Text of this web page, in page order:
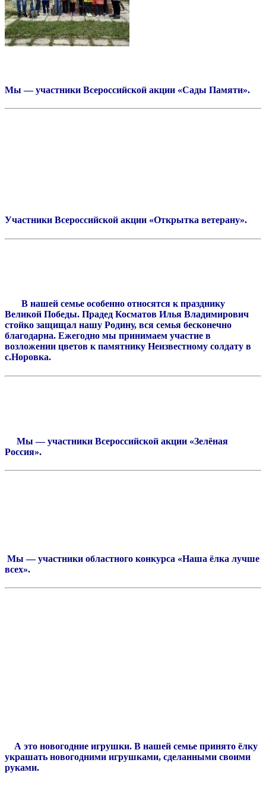
Мы — участники Всероссийской акции «Сады Памяти».
Участники Всероссийской акции «Открытка ветерану».
В нашей семье особенно относятся к празднику
Великой Победы. Прадед Косматов Илья Владимирович
стойко защищал нашу Родину, вся семья бесконечно
благодарна. Ежегодно мы принимаем участие в
возложении цветов к памятнику Неизвестному солдату в
с.Норовка.
Мы — участники Всероссийской акции «Зелёная
Россия».
Мы — участники областного конкурса «Наша ёлка лучше
всех».
А это новогодние игрушки. В нашей семье принято ёлку
украшать новогодними игрушками, сделанными своими
руками.